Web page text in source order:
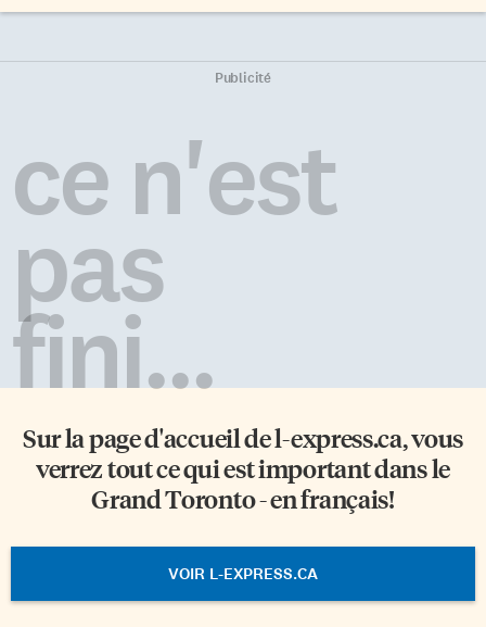
Publicité
ce n'est
pas
fini...
Sur la page d'accueil del-express.ca, vous
verrez tout ce qui est important dans le
Grand Toronto - en français!
VOIR L-EXPRESS.CA